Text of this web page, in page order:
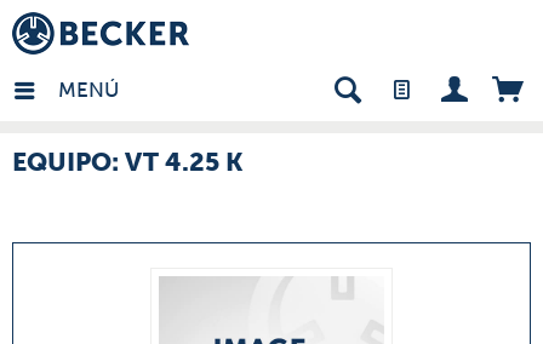
MENÚ
- ES
EQUIPO: VT 4.25 K